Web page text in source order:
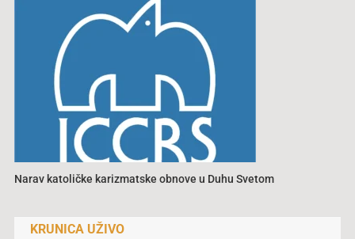
Narav katoličke karizmatske obnove u Duhu Svetom
KRUNICA UŽIVO